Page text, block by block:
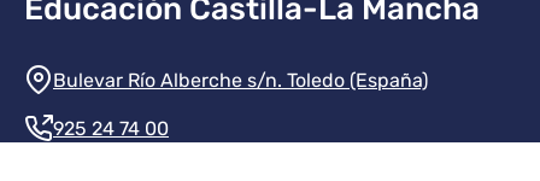
Educación Castilla-La Mancha
Información de la institución
Bulevar Río Alberche s/n. Toledo (España)
925 24 74 00